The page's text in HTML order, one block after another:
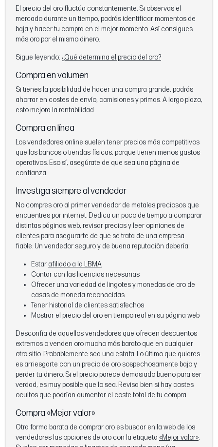
El precio del oro fluctúa constantemente. Si observas el
mercado durante un tiempo, podrás identificar momentos de
baja y hacer tu compra en el mejor momento. Así consigues
más oro por el mismo dinero.
Sigue leyendo: ¿Qué determina el precio del oro?
Compra en volumen
Si tienes la posibilidad de hacer una compra grande, podrás
ahorrar en costes de envío, comisiones y primas. A largo plazo,
esto mejora la rentabilidad.
Compra en línea
Los vendedores online suelen tener precios más competitivos
que los bancos o tiendas físicas, porque tienen menos gastos
operativos. Eso sí, asegúrate de que sea una página de
confianza.
Investiga siempre al vendedor
No compres oro al primer vendedor de metales preciosos que
encuentres por internet. Dedica un poco de tiempo a comparar
distintas páginas web, revisar precios y leer opiniones de
clientes para asegurarte de que se trata de una empresa
fiable. Un vendedor seguro y de buena reputación debería:
Estar afiliado a la LBMA
Contar con las licencias necesarias
Ofrecer una variedad de lingotes y monedas de oro de
casas de moneda reconocidas
Tener historial de clientes satisfechos
Mostrar el precio del oro en tiempo real en su página web
Desconfía de aquellos vendedores que ofrecen descuentos
extremos o venden oro mucho más barato que en cualquier
otro sitio. Probablemente sea una estafa. Lo último que quieres
es arriesgarte con un precio de oro sospechosamente bajo y
perder tu dinero. Si el precio parece demasiado bueno para ser
verdad, es muy posible que lo sea. Revisa bien si hay costes
ocultos que podrían aumentar el coste total de tu compra.
Compra «Mejor valor»
Otra forma barata de comprar oro es buscar en la web de los
vendedores las opciones de oro con la etiqueta «Mejor valor».